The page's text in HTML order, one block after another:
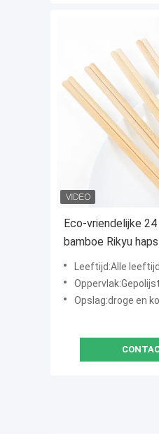
Eco-vriendelijke
bamboe Rikyu
van 100%
met A+ kwaliteit
en thuisgebruik
Leeftijd:Alle
Opslag:droge en